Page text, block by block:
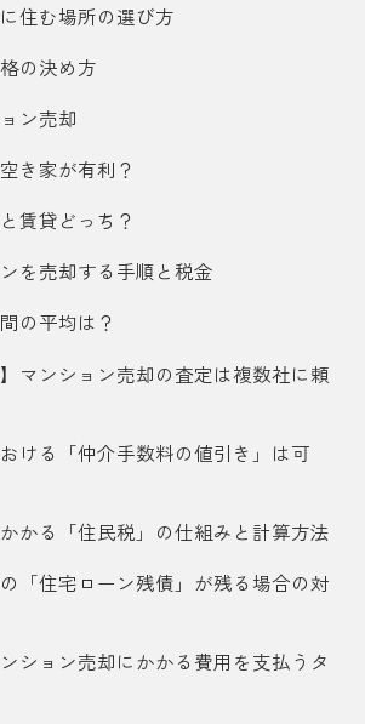
住む場所の選び方
の決め方
ン売却
き家が有利？
賃貸どっち？
を売却する手順と税金
の平均は？
】マンション売却の査定は複数社に頼
ける「仲介手数料の値引き」は可
かる「住民税」の仕組みと計算方法
「住宅ローン残債」が残る場合の対
ンション売却にかかる費用を支払うタ